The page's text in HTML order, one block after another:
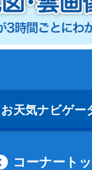
お天気ナビゲー
コーナート